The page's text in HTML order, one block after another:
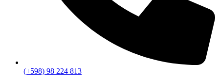
(+598) 98 224 813